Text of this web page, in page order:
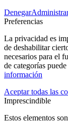
Denegar
Preferencias
La privacidad es
de deshabilitar
necesarios para el
de categorías
información
Aceptar todas las
Imprescindible
Estos elementos